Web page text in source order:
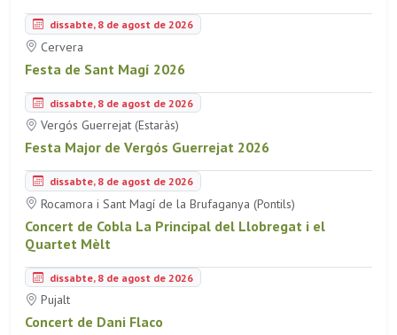
dissabte, 8 de agost de 2026
Cervera
Festa de Sant Magí 2026
dissabte, 8 de agost de 2026
Vergós Guerrejat (Estaràs)
Festa Major de Vergós Guerrejat 2026
dissabte, 8 de agost de 2026
Rocamora i Sant Magí de la Brufaganya (Pontils)
Concert de Cobla La Principal del Llobregat i el
Quartet Mèlt
dissabte, 8 de agost de 2026
Pujalt
Concert de Dani Flaco